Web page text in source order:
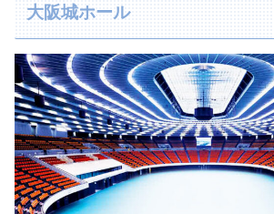
大阪城ホール